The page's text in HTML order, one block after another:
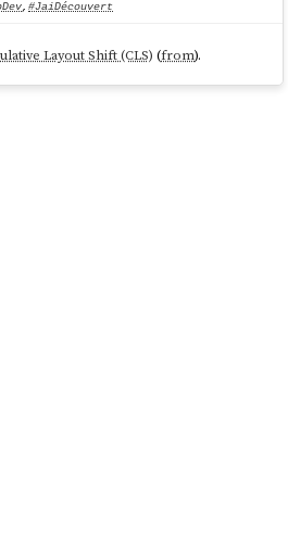
, #JaiDécouvert
Layout Shift (CLS) (from).